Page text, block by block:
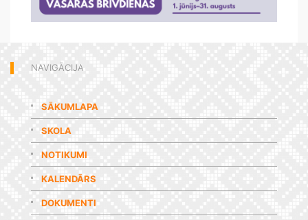
NAVIGĀCIJA
SĀKUMLAPA
SKOLA
NOTIKUMI
KALENDĀRS
DOKUMENTI